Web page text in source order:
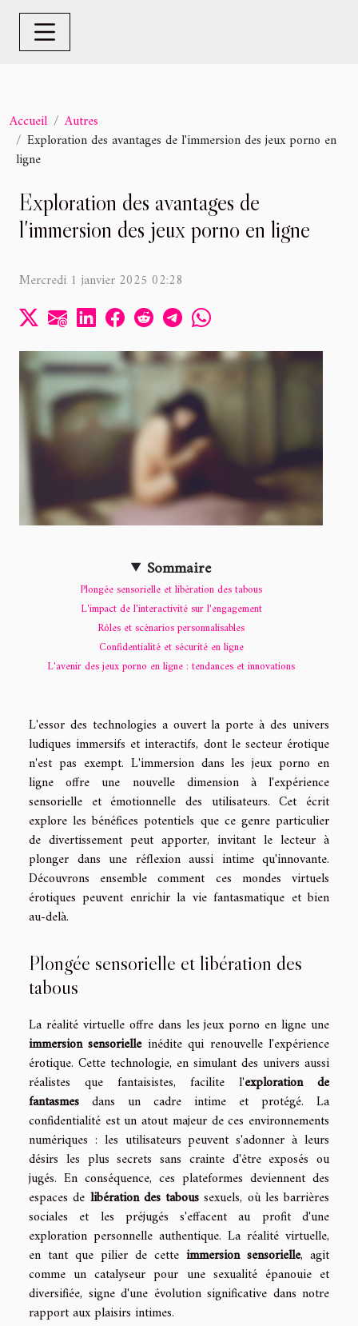
Accueil
Autres
Exploration des avantages de l'immersion des jeux porno en
ligne
Exploration des avantages de
l'immersion des jeux porno en ligne
Mercredi 1 janvier 2025 02:28
Sommaire
Plongée sensorielle et libération des tabous
L'impact de l'interactivité sur l'engagement
Rôles et scénarios personnalisables
Confidentialité et sécurité en ligne
L'avenir des jeux porno en ligne : tendances et innovations
L'essor des technologies a ouvert la porte à des univers
ludiques immersifs et interactifs, dont le secteur érotique
n'est pas exempt. L'immersion dans les jeux porno en
ligne offre une nouvelle dimension à l'expérience
sensorielle et émotionnelle des utilisateurs. Cet écrit
explore les bénéfices potentiels que ce genre particulier
de divertissement peut apporter, invitant le lecteur à
plonger dans une réflexion aussi intime qu'innovante.
Découvrons ensemble comment ces mondes virtuels
érotiques peuvent enrichir la vie fantasmatique et bien
au-delà.
Plongée sensorielle et libération des
tabous
La réalité virtuelle offre dans les jeux porno en ligne une
immersion sensorielleinédite qui renouvelle l'expérience
érotique. Cette technologie, en simulant des univers aussi
réalistes que fantaisistes, facilite l'exploration de
fantasmes dans un cadre intime et protégé. La
confidentialité est un atout majeur de ces environnements
numériques : les utilisateurs peuvent s'adonner à leurs
désirs les plus secrets sans crainte d'être exposés ou
jugés. En conséquence, ces plateformes deviennent des
espaces de libération des tabous sexuels, où les barrières
sociales et les préjugés s'effacent au profit d'une
exploration personnelle authentique. La réalité virtuelle,
en tant que pilier de cette immersion sensorielle, agit
comme un catalyseur pour une sexualité épanouie et
diversifiée, signe d'une évolution significative dans notre
rapport aux plaisirs intimes.